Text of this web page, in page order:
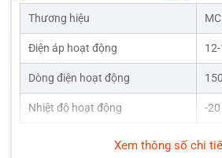
Thương hiệu
Điện áp hoạt động
Dòng điện hoạt động
Nhiệt độ hoạt động -20
Xem thông số chi